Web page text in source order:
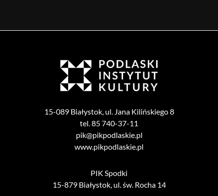
15-089 Białystok, ul. Jana Kilińskiego 8
tel. 85 740-37-11
pik@pikpodlaskie.pl
www.pikpodlaskie.pl
PIK Spodki
15-879 Białystok, ul. św. Rocha 14